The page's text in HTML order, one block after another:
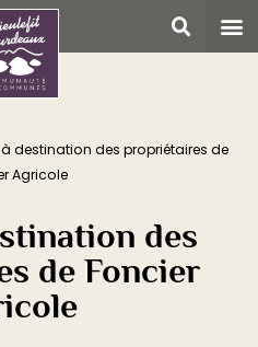
à destination des propriétaires de
Agricole
des
de Foncier